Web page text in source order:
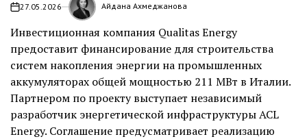
on27.05.2026 Айдана Ахмеджанова
Инвестиционная компания Qualitas Energy
предоставит финансирование для строительства
систем накопления энергии на промышленных
аккумуляторах общей мощностью 211 МВт в Италии.
Партнером по проекту выступает независимый
разработчик энергетической инфраструктуры ACL
Energy. Соглашение предусматривает реализацию